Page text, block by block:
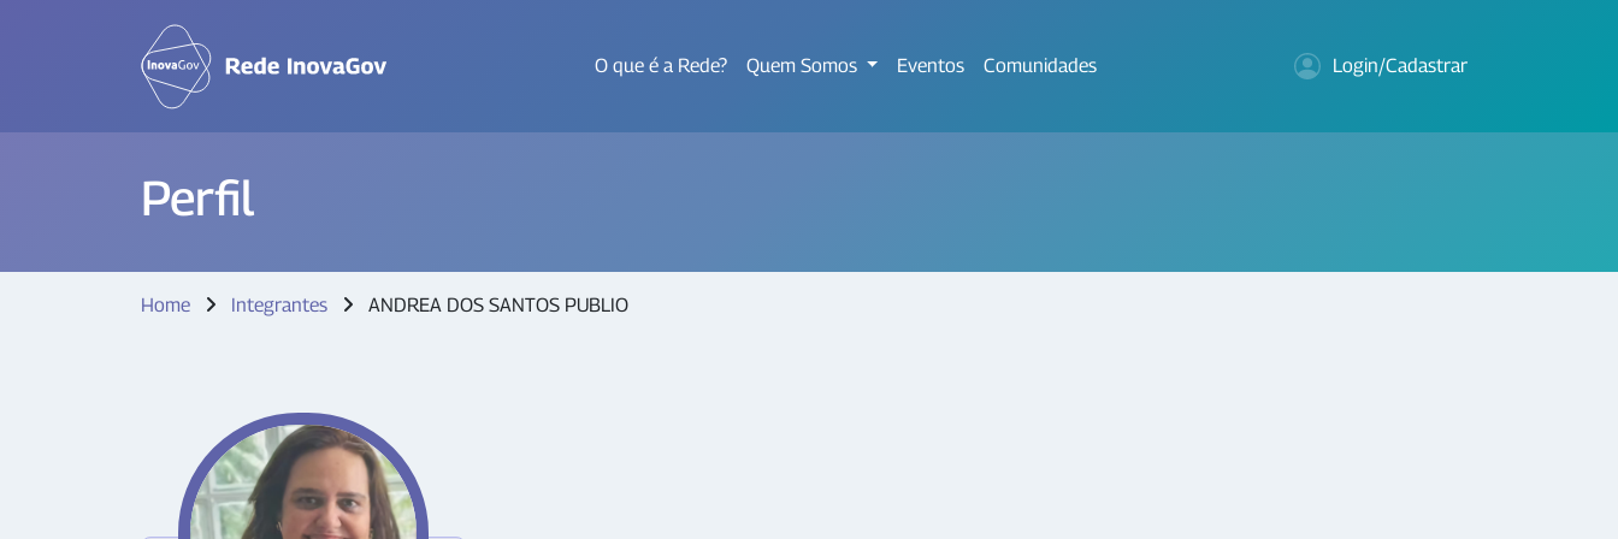
O que é a Rede? Quem Somos Eventos Comunidades Login/Cadastrar
Perfil
Home Integrantes ANDREA DOS SANTOS PUBLIO